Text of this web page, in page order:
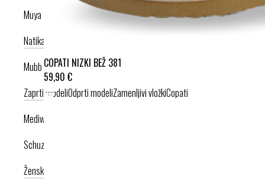
COPATI NIZKI BEŽ 381
59,90 €
Muya
Natikači
Mubb
Zaprti modeliOdprti modeliZamenljivi vložkiCopati
Mediwalk
Schuzz
Ženska kolekcija